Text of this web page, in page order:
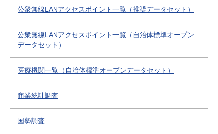
公衆無線LANアクセスポイント一覧（推奨データセット）
公衆無線LANアクセスポイント一覧（自治体標準オープン
データセット）
医療機関一覧（自治体標準オープンデータセット）
商業統計調査
国勢調査